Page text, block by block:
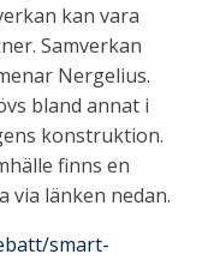
kan vara
Samverkan
Nergelius.
bland annat i
konstruktion.
finns en
via länken nedan.
smart-